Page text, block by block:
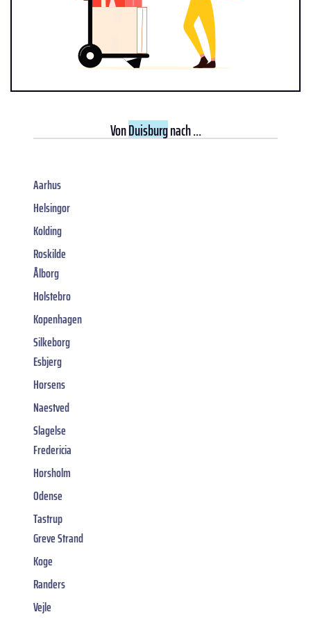
VonDuisburgnach ...
Aarhus
Helsingor
Kolding
Roskilde
Ålborg
Holstebro
Kopenhagen
Silkeborg
Esbjerg
Horsens
Naestved
Slagelse
Fredericia
Horsholm
Odense
Tastrup
Greve Strand
Koge
Randers
Vejle